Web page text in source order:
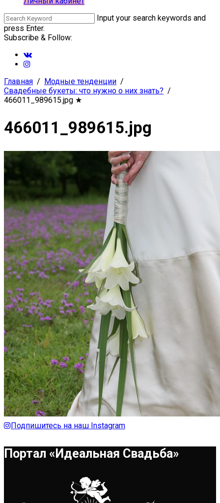
Input your search keywords and
press Enter.
Subscribe & Follow:
Главная
Модные тенденции
Свадебные букеты: что нужно о них знать?
466011_989615.jpg ★
466011_989615.jpg
Подпишитесь на наш Instagram
Портал «Идеальная Свадьба»